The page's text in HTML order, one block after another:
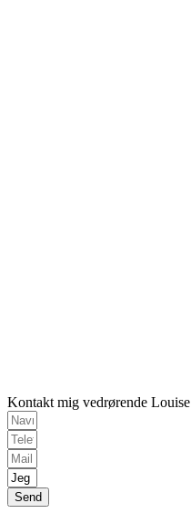
Kontakt mig vedrørende Louise
Send